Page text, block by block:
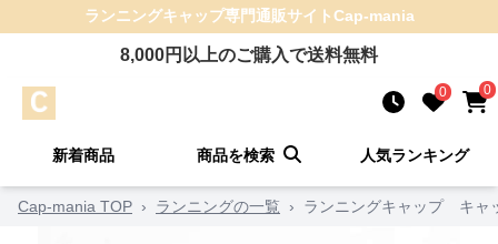
ランニングキャップ専門通販サイトCap-mania
8,000円以上のご購入で送料無料
0 0
新着商品 商品を検索 人気ランキング
Cap-mania TOP › ランニングの一覧 › ランニングキャップ キャ